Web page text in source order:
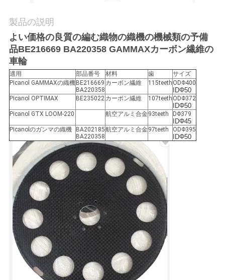
達
に
連
絡
し
な
い
引
用
を
製品の説明
よい価格の良質の編む織物の織機の機械類の予備
品BE216669 BA220358 GAMMAXカーボン繊維の
車輪
適用 部品番号 材料 歯
サイズ
Picanol GAMMAXの織機 BE216669
BA220358
カーボン繊維 115teeth ODΦ400
IDΦ50
Picanol OPTIMAX BE235022 カーボン繊維 107teeth ODΦ372
IDΦ50
Picanol GTX LOOM-220 航空アルミ合金93teeth DΦ379
IDΦ45
Picanolのガンマの織機
BA202185
BA220358
航空アルミ合金97teeth ODΦ395
IDΦ50